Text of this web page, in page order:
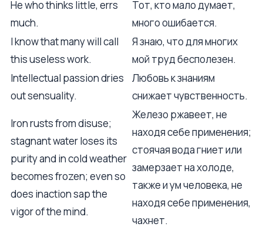
He who thinks little, errs
much.
Тот, кто мало думает,
много ошибается.
I know that many will call
this useless work.
Я знаю, что для многих
мой труд бесполезен.
Intellectual passion dries
out sensuality.
Любовь к знаниям
снижает чувственность.
Iron rusts from disuse;
stagnant water loses its
purity and in cold weather
becomes frozen; even so
does inaction sap the
vigor of the mind.
Железо ржавеет, не
находя себе применения;
стоячая вода гниет или
замерзает на холоде,
также и ум человека, не
находя себе применения,
чахнет.